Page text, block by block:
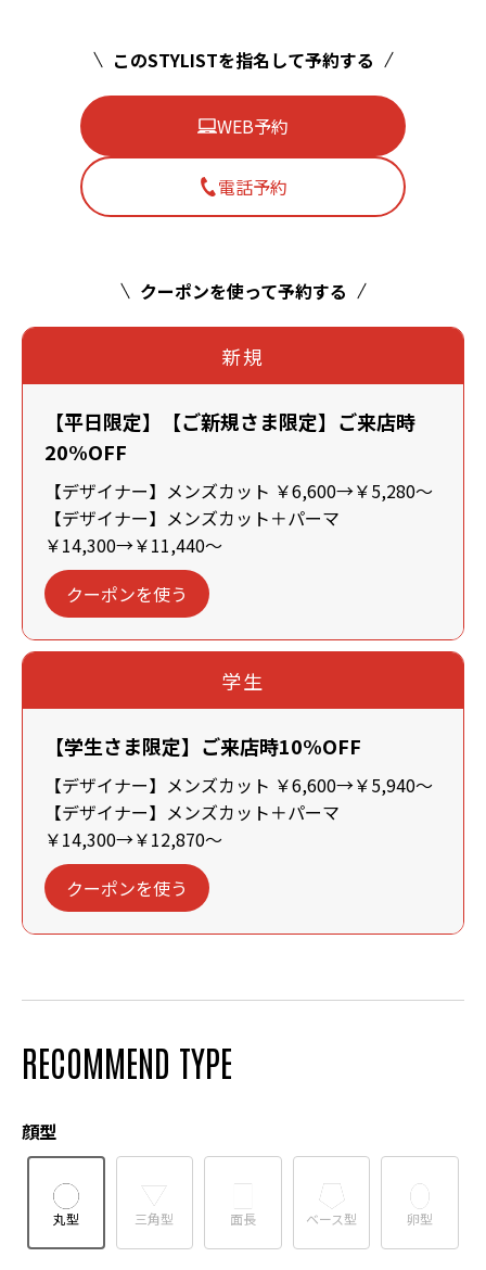
このSTYLISTを指名して予約する
WEB予約
電話予約
クーポンを使って予約する
新規
【平日限定】【ご新規さま限定】ご来店時
20%OFF
【デザイナー】メンズカット ￥6,600→￥5,280～
【デザイナー】メンズカット＋パーマ
￥14,300→￥11,440～
クーポンを使う
学生
【学生さま限定】ご来店時10%OFF
【デザイナー】メンズカット ￥6,600→￥5,940～
【デザイナー】メンズカット＋パーマ
￥14,300→￥12,870～
クーポンを使う
RECOMMEND TYPE
顔型
丸型 三角型 面長 ベース型 卵型